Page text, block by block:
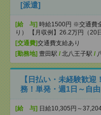
[派遣]
[給 与] 時給1500円 ※交通費
り） 【月収例】26.2万円（20
[交通費]交通費支給あり
[勤務地] 豊田駅 / 北八王子駅 /
【日払い・未経験歓
務！単発・週1日～自
[給 与] 日給10,305円～